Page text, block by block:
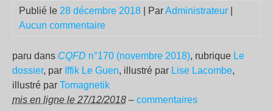
Publié le 28 décembre 2018 | ParAdministrateur
Aucun commentaire
paru dans CQFD n°170 (novembre 2018), rubrique Le
dossier, par Iffik Le Guen, illustré par Lise Lacombe,
illustré par Tomagnetik
mis en ligne le 27/12/2018 – commentaires